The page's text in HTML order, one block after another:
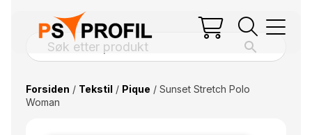
Forsiden / Tekstil / Pique / Sunset Stretch Polo
Woman